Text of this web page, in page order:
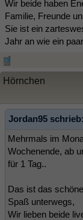
Wir beide haben
Familie, Freunde
Sie ist ein
Jahr an wie ein
Hörnchen
Jordan95 schrieb:
Mehrmals im
Wochenende, ab
für 1 Tag..
Das ist das
Spaß unterwegs,
Wir lieben beide